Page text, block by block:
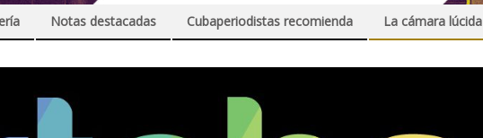
Notas destacadas Cubaperiodistas recomienda La cámara lúcida